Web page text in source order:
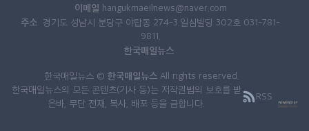
이메일 hangukmaeilnews@naver.com
주소 경기도 성남시 분당구 야탑동 274-3.일심빌딩 302호 031-781-
9811.
한국매일뉴스
한국매일뉴스 © 한국매일뉴스All rights reserved.
한국매일뉴스의 모든 콘텐츠(기사 등)는 저작권법의 보호를 받
은바, 무단 전재, 복사, 배포 등을 금합니다.
RSS